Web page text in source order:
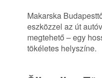
Makarska
eszközzel az út
megtehető – egy
tökéletes helyszíne.